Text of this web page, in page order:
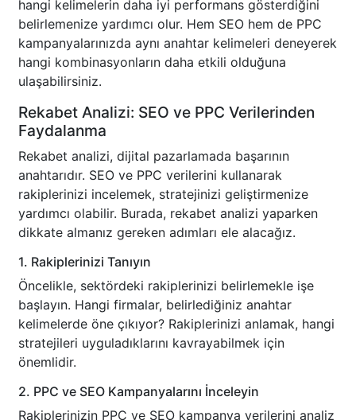
hangi kelimelerin daha iyi performans gösterdiğini
belirlemenize yardımcı olur. Hem SEO hem de PPC
kampanyalarınızda aynı anahtar kelimeleri deneyerek
hangi kombinasyonların daha etkili olduğuna
ulaşabilirsiniz.
Rekabet Analizi: SEO ve PPC Verilerinden
Faydalanma
Rekabet analizi, dijital pazarlamada başarının
anahtarıdır. SEO ve PPC verilerini kullanarak
rakiplerinizi incelemek, stratejinizi geliştirmenize
yardımcı olabilir. Burada, rekabet analizi yaparken
dikkate almanız gereken adımları ele alacağız.
1. Rakiplerinizi Tanıyın
Öncelikle, sektördeki rakiplerinizi belirlemekle işe
başlayın. Hangi firmalar, belirlediğiniz anahtar
kelimelerde öne çıkıyor? Rakiplerinizi anlamak, hangi
stratejileri uyguladıklarını kavrayabilmek için
önemlidir.
2. PPC ve SEO Kampanyalarını İnceleyin
Rakiplerinizin PPC ve SEO kampanya verilerini analiz